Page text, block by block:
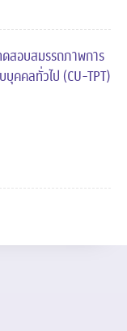
สอบสมรรถภาพการ
บุคคลทั่วไป (CU-TPT)